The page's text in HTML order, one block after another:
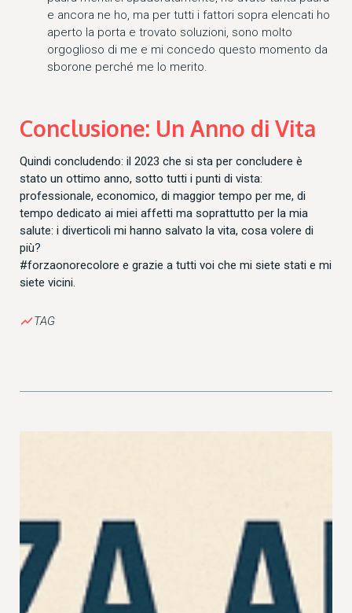
e ancora ne ho, ma per tutti i fattori sopra elencati ho
aperto la porta e trovato soluzioni, sono molto
orgoglioso di me e mi concedo questo momento da
sborone perché me lo merito.
Conclusione: Un Anno di Vita
Quindi concludendo: il 2023 che si sta per concludere è
stato un ottimo anno, sotto tutti i punti di vista:
professionale, economico, di maggior tempo per me, di
tempo dedicato ai miei affetti ma soprattutto per la mia
salute: i diverticoli mi hanno salvato la vita, cosa volere di
più?
#forzaonorecolore e grazie a tutti voi che mi siete stati e mi
siete vicini.
show_chartTAG